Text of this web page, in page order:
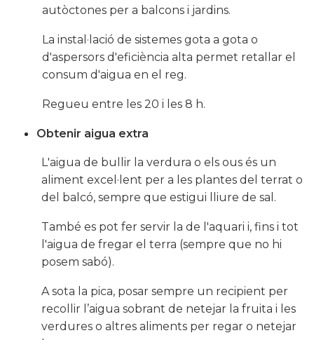
autòctones per a balcons i jardins.
La instal·lació de sistemes gota a gota o
d'aspersors d'eficiència alta permet retallar el
consum d'aigua en el reg.
Regueu entre les 20 i les 8 h.
Obtenir aigua extra
L'aigua de bullir la verdura o els ous és un
aliment excel·lent per a les plantes del terrat o
del balcó, sempre que estigui lliure de sal.
També es pot fer servir la de l'aquari i, fins i tot
l'aigua de fregar el terra (sempre que no hi
posem sabó).
A sota la pica, posar sempre un recipient per
recollir l’aigua sobrant de netejar la fruita i les
verdures o altres aliments per regar o netejar